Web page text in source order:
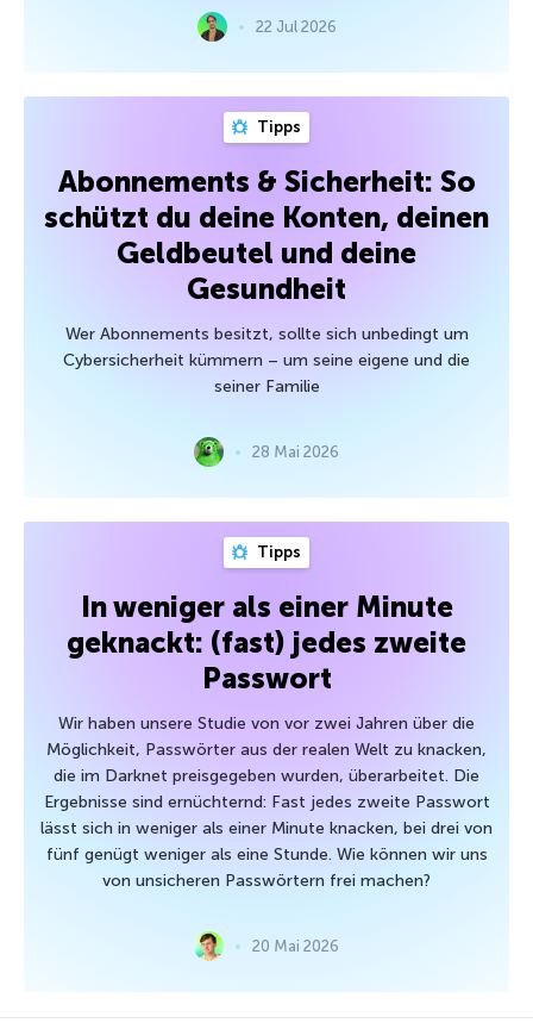
22 Jul 2026
Tipps
Abonnements & Sicherheit: So
schützt du deine Konten, deinen
Geldbeutel und deine
Gesundheit
Wer Abonnements besitzt, sollte sich unbedingt um
Cybersicherheit kümmern – um seine eigene und die
seiner Familie
28 Mai 2026
Tipps
In weniger als einer Minute
geknackt: (fast) jedes zweite
Passwort
Wir haben unsere Studie von vor zwei Jahren über die
Möglichkeit, Passwörter aus der realen Welt zu knacken,
die im Darknet preisgegeben wurden, überarbeitet. Die
Ergebnisse sind ernüchternd: Fast jedes zweite Passwort
lässt sich in weniger als einer Minute knacken, bei drei von
fünf genügt weniger als eine Stunde. Wie können wir uns
von unsicheren Passwörtern frei machen?
20 Mai 2026